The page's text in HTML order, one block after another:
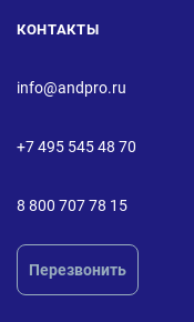
КОНТАКТЫ
info@andpro.ru
+7 495 545 48 70
8 800 707 78 15
Перезвонить